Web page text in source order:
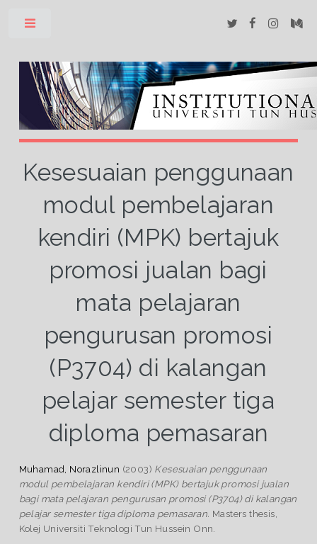
Kesesuaian penggunaan
modul pembelajaran
kendiri (MPK) bertajuk
promosi jualan bagi
mata pelajaran
pengurusan promosi
(P3704) di kalangan
pelajar semester tiga
diploma pemasaran
Muhamad, Norazlinun (2003) Kesesuaian penggunaan
modul pembelajaran kendiri (MPK) bertajuk promosi jualan
bagi mata pelajaran pengurusan promosi (P3704) di kalangan
pelajar semester tiga diploma pemasaran. Masters thesis,
Kolej Universiti Teknologi Tun Hussein Onn.